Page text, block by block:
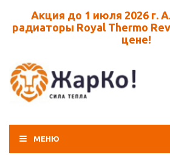
Акция до 1 июля 2026 г.
радиаторы Royal Thermo
цене!
МЕНЮ